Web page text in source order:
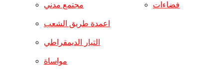
مجتمع مدني فضاءات
اعمدة طريق الشعب
التيار الديمقراطي
مواساة